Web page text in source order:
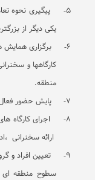
5-
پیگیری نحوه
یکی دیگر از
6-
برگزاری همایش
کارگاهها و
منطقه.
7-
پایش حضور
8-
اجرای کارگاه
ارائه سخنرانی
9-
تعیین افراد و
سطوح منطقه ای